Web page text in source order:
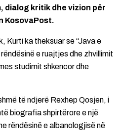
dialog kritik dhe vizion për
KosovaPost.
Kurti ka theksuar se “Java e
e ruajtjes dhe zhvillimit
studimit shkencor dhe
të ndjerë Rexhep Qosjen, i
biografia shpirtërore e një
rëndësinë e albanologjisë në